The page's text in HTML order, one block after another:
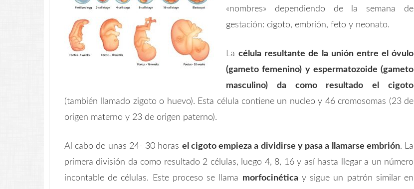
«nombres» dependiendo de la semana de
gestación: cigoto, embrión, feto y neonato.
Lacélula resultante de la unión entre el óvulo
(gameto femenino) y espermatozoide (gameto
masculino) da como resultado el cigoto
(también llamado zigoto o huevo). Esta célula contiene un nucleo y 46 cromosomas (23 de
origen materno y 23 de origen paterno).
Al cabo de unas 24- 30 horas el cigoto empieza a dividirse y pasa a llamarse embrión. La
primera división da como resultado 2 células, luego 4, 8, 16 y así hasta llegar a un número
incontable de células. Este proceso se llama morfocinéticay sigue un patrón similar en